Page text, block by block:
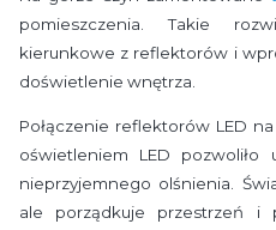
pomieszczenia. Takie
kierunkowe z reflektorów i
doświetlenie wnętrza.
Połączenie reflektorów LED
oświetleniem LED
nieprzyjemnego olśnienia.
ale porządkuje przestrzeń i